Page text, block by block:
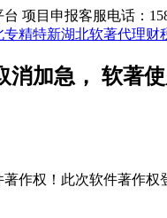
台 项目申报客服电话：
专精特新湖北软著代理财
消加急， 软著
著作权 ！ 此次软件著作权